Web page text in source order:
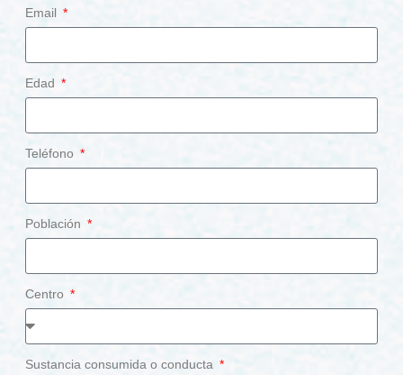
Email
Edad
Teléfono
Población
Centro
Sustancia consumida o conducta